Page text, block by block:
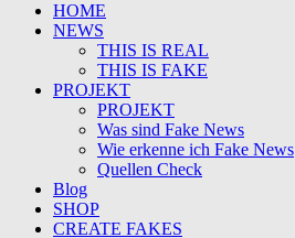
HOME
NEWS
THIS IS REAL
THIS IS FAKE
PROJEKT
PROJEKT
Was sind Fake News
Wie erkenne ich Fake News
Quellen Check
Blog
SHOP
CREATE FAKES